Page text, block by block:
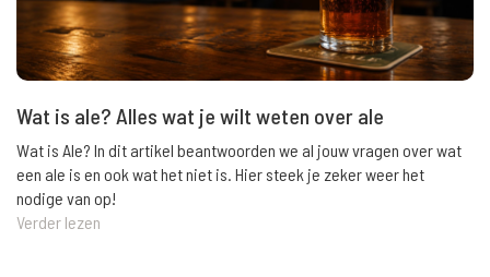
Wat is ale? Alles wat je wilt weten over ale
Wat is Ale? In dit artikel beantwoorden we al jouw vragen over wat
een ale is en ook wat het niet is. Hier steek je zeker weer het
nodige van op!
Verder lezen